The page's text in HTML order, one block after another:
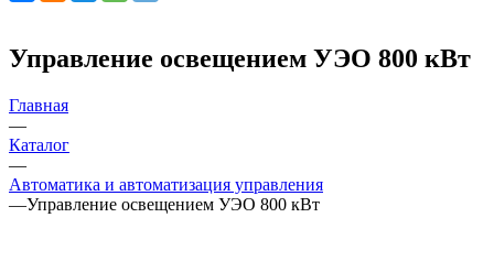
Управление освещением УЭО 800 кВт
Главная
—
Каталог
—
Автоматика и автоматизация управления
—Управление освещением УЭО 800 кВт